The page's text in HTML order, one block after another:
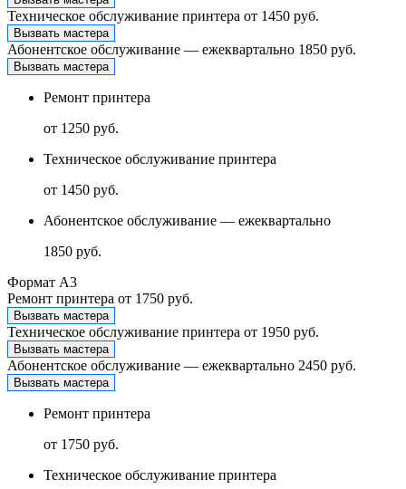
Техническое обслуживание принтера от 1450 руб.
Вызвать мастера
Абонентское обслуживание — ежеквартально 1850 руб.
Вызвать мастера
Ремонт принтера
от 1250 руб.
Техническое обслуживание принтера
от 1450 руб.
Абонентское обслуживание — ежеквартально
1850 руб.
Формат А3
Ремонт принтера от 1750 руб.
Вызвать мастера
Техническое обслуживание принтера от 1950 руб.
Вызвать мастера
Абонентское обслуживание — ежеквартально 2450 руб.
Вызвать мастера
Ремонт принтера
от 1750 руб.
Техническое обслуживание принтера